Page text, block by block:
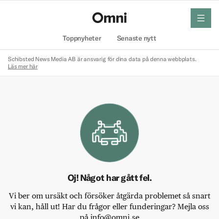
Toppnyheter Senaste nytt
meny
Schibsted News Media AB är ansvarig för dina data på denna webbplats.
Läs mer här
Oj! Något har gått fel.
Vi ber om ursäkt och försöker åtgärda problemet så snart
vi kan, håll ut! Har du frågor eller funderingar? Mejla oss